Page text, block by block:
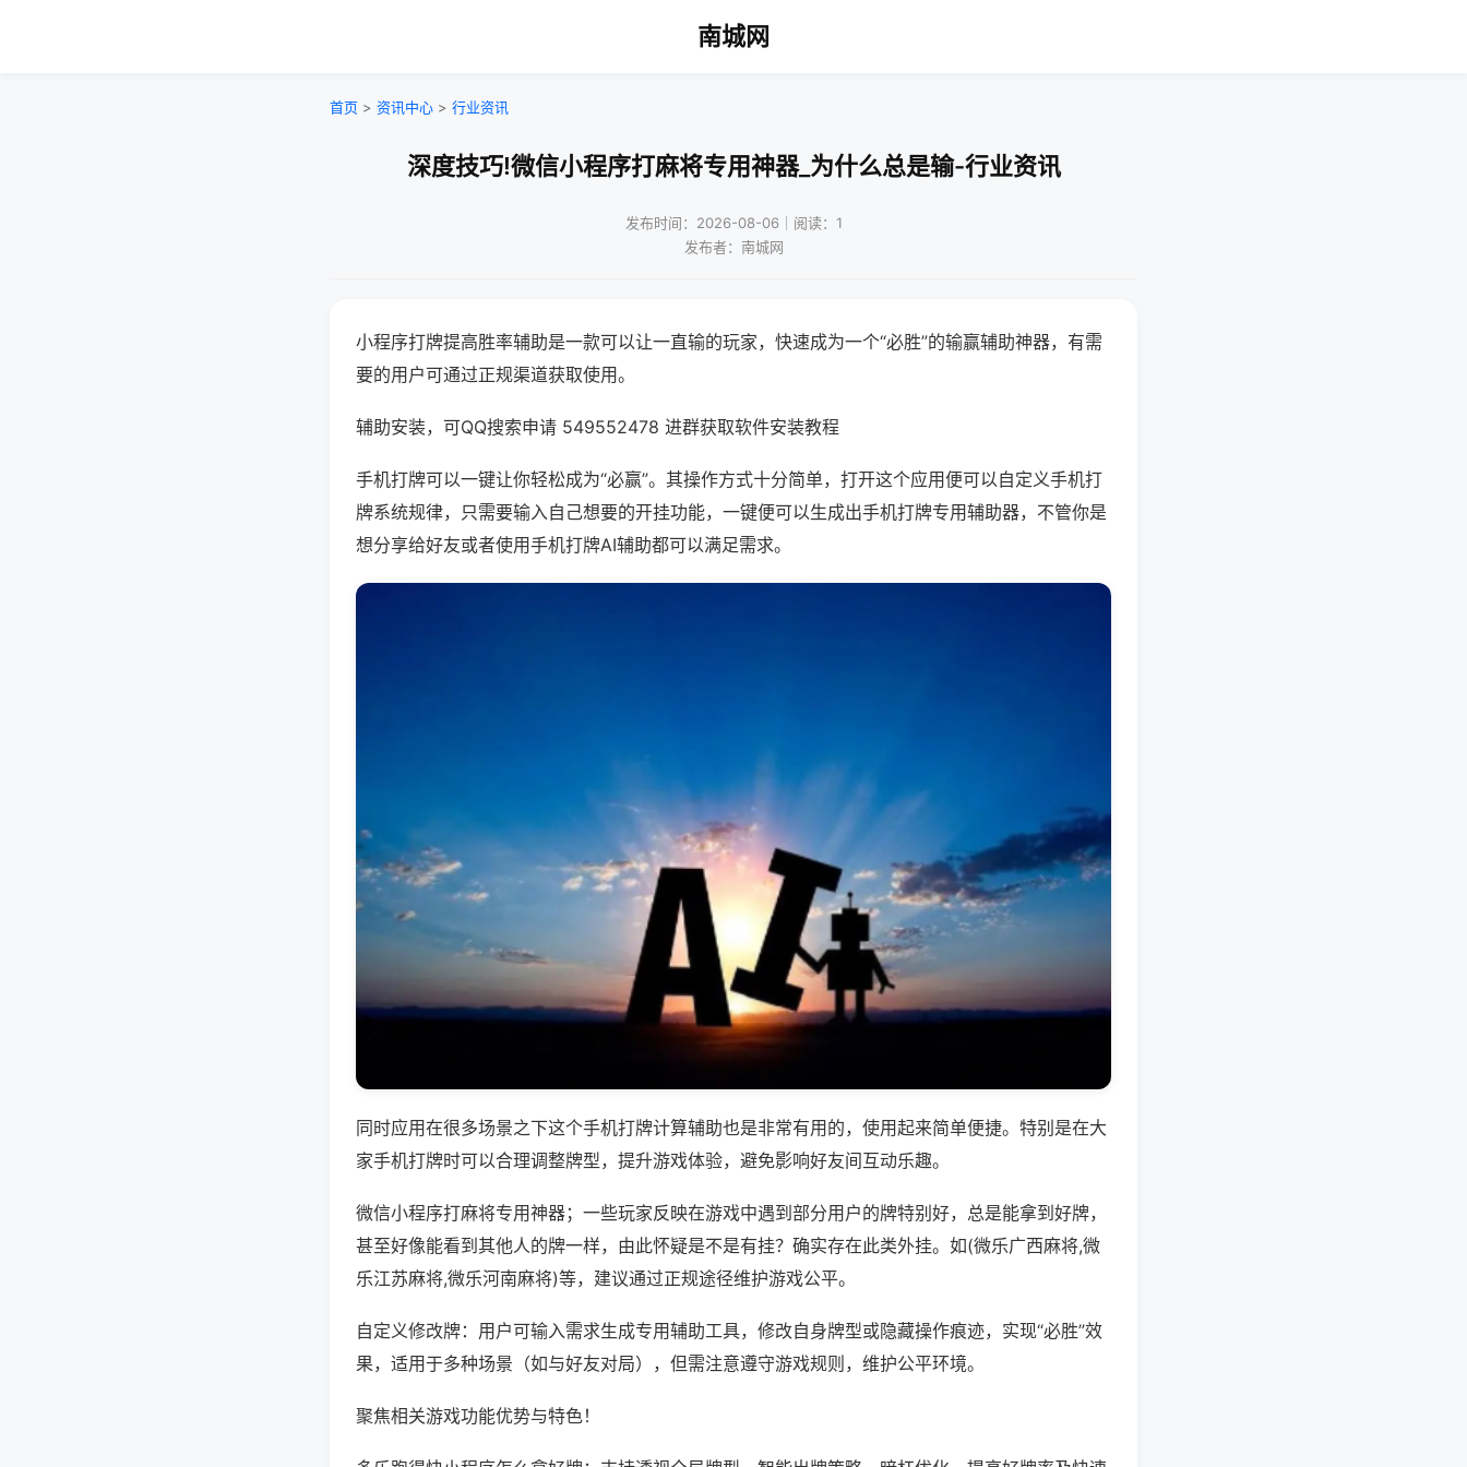
南城网
首页 > 资讯中心 > 行业资讯
深度技巧!微信小程序打麻将专用神器_为什么总是输-行业资讯
发布时间：2026-08-06｜阅读：1
发布者：南城网
小程序打牌提高胜率辅助是一款可以让一直输的玩家，快速成为一个“必胜”的输赢辅助神器，有需
要的用户可通过正规渠道获取使用。
辅助安装，可QQ搜索申请 549552478 进群获取软件安装教程
手机打牌可以一键让你轻松成为“必赢”。其操作方式十分简单，打开这个应用便可以自定义手机打
牌系统规律，只需要输入自己想要的开挂功能，一键便可以生成出手机打牌专用辅助器，不管你是
想分享给好友或者使用手机打牌AI辅助都可以满足需求。
同时应用在很多场景之下这个手机打牌计算辅助也是非常有用的，使用起来简单便捷。特别是在大
家手机打牌时可以合理调整牌型，提升游戏体验，避免影响好友间互动乐趣。
微信小程序打麻将专用神器；一些玩家反映在游戏中遇到部分用户的牌特别好，总是能拿到好牌，
甚至好像能看到其他人的牌一样，由此怀疑是不是有挂？确实存在此类外挂。如(微乐广西麻将,微
乐江苏麻将,微乐河南麻将)等，建议通过正规途径维护游戏公平。
自定义修改牌：用户可输入需求生成专用辅助工具，修改自身牌型或隐藏操作痕迹，实现“必胜”效
果，适用于多种场景（如与好友对局），但需注意遵守游戏规则，维护公平环境。
聚焦相关游戏功能优势与特色！